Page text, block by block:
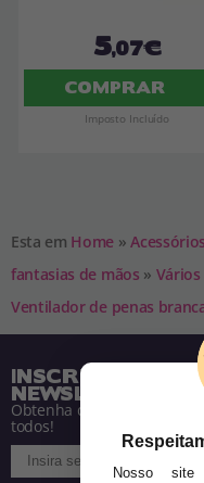
5,07€
COMPRAR
Imposto Incluído
Esta em Home »
fantasias de mãos »
Ventilador de penas
INSCREVA-SE NA
NEWSLETTER
Obtenha descontos e saiba
todos!
Nosso